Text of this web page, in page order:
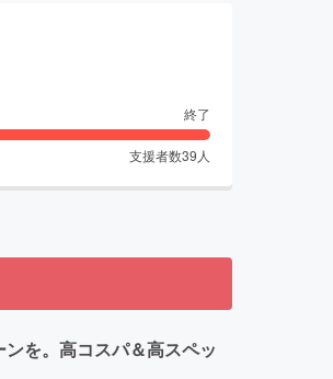
終了
支援者数39 人
を。高コスパ＆高スペッ